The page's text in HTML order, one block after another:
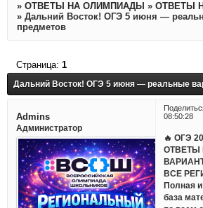
» ОТВЕТЫ НА ОЛИМПИАДЫ » ОТВЕТЫ
» Дальний Восток! ОГЭ 5 июня —
предметов
Дальний Восток! ОГЭ 5 июня — реальные
Страница: 1
08:50:28
Admins
Администратор
🔥 ОГЭ
ОТВЕТЫ
ВСЕ
Полная
база